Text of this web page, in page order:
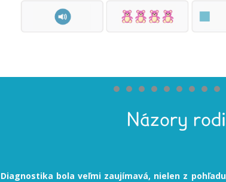
Názory
Diagnostika bola veľmi zaujímavá, nielen z